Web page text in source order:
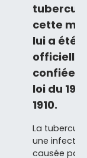
cette
lui a été
confiée
loi du 19
1910.
La
une
causée par